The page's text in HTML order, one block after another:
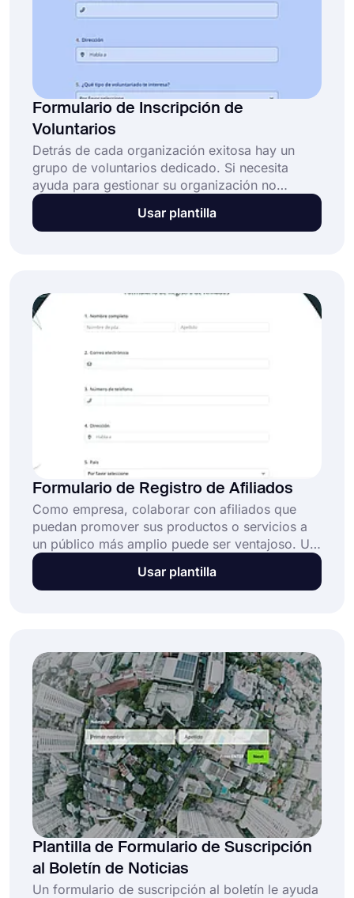
Formulario de Inscripción de
Voluntarios
Detrás de cada organización exitosa hay un
grupo de voluntarios dedicado. Si necesita
ayuda para gestionar su organización no
gubernamental o evento, puede registrar
voluntarios con el servicio de nuestra plantilla
y disponibilidad poniendo su proceso de
solicitud en línea.
Usar plantilla
Formulario de Registro de Afiliados
Como empresa, colaborar con afiliados que
puedan promover sus productos o servicios a
un público más amplio puede ser ventajoso. Un
formulario de registro de afiliados, también
conocido como formulario de inscripción de
puede ser utilizado para evaluar la idoneidad de
posibles afiliados.
Usar plantilla
Plantilla de Formulario de Suscripción
al Boletín de Noticias
Un formulario de suscripción al boletín le ayuda